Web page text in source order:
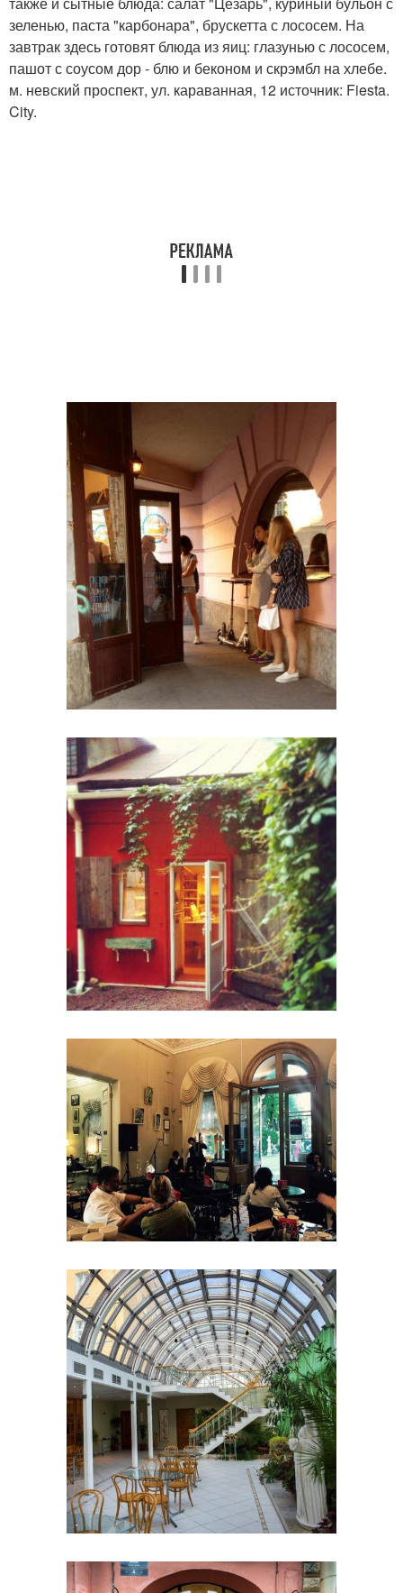
зеленью, паста "карбонара", брускетта с лососем. На
завтрак здесь готовят блюда из яиц: глазунью с лососем,
пашот с соусом дор - блю и беконом и скрэмбл на хлебе.
м. невский проспект, ул. караванная, 12 источник: Fiesta.
City.